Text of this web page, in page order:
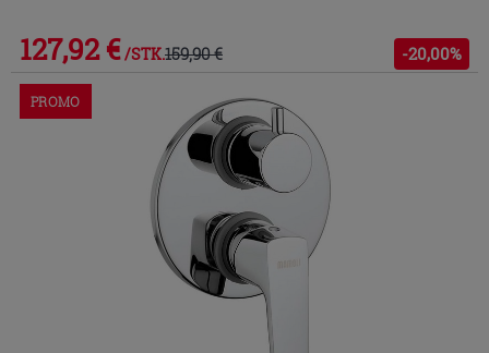
127,92 € /STK.159,90 € -20,00%
PROMO